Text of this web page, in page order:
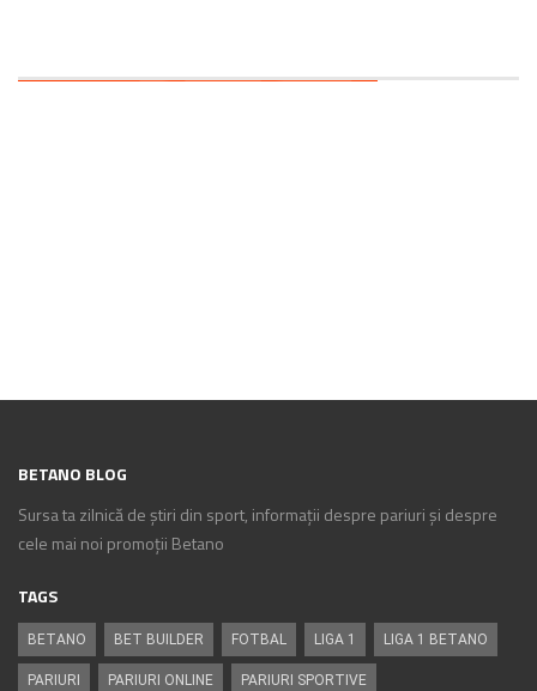
BETANO BLOG
Sursa ta zilnică de știri din sport, informații despre pariuri și despre
cele mai noi promoții Betano
TAGS
BETANO BET BUILDER FOTBAL LIGA 1 LIGA 1 BETANO
PARIURI PARIURI ONLINE PARIURI SPORTIVE